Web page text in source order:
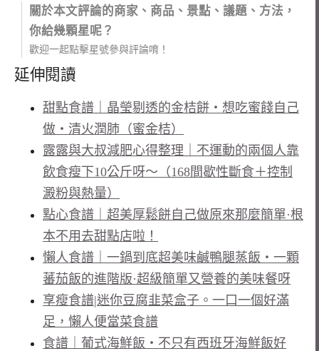
關於本文評論的商家、商品、景點、議題、方法，
你給幾顆星呢？
歡迎一起點擊星號參與評論唷！
延伸閱讀
甜點食譜｜晶瑩剔透的金桔餅・想吃蜜餞自己
做・清火潤肺（蜜金桔）
露露與大叔減肥心得整理｜不運動的兩個人靠
飲食瘦下10公斤呀～（168間歇性斷食＋控制
澱粉與熱量）
點心食譜｜超美厚鬆餅自己做原來那麼簡單·根
本不用去甜點店啦！
懶人食譜｜一鍋到底超美味鹹鴨腿蒸飯・一顆
蕃茄飯的進階版·超級簡單又營養的美味餐呀
享瘦食譜|迷你豆腐韭菜盒子。一口一個好滿
足，懶人便當菜食譜
食譜｜葡式海鮮飯・不只有西班牙海鮮飯好